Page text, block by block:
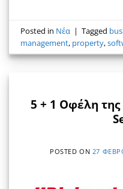
Posted in Νέα | Tagged
management, property,
5 + 1 Οφέλη της
POSTED ON 27